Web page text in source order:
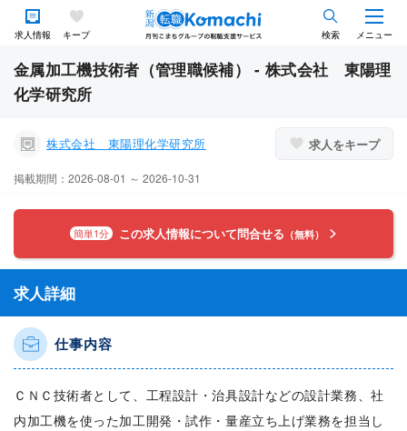
求人情報 キープ 検索 メニュー
金属加工機技術者（管理職候補） - 株式会社 東陽理
化学研究所
株式会社 東陽理化学研究所 求人をキープ
掲載期間：2026-08-01 ～ 2026-10-31
簡単1分 この求人情報について問合せる （無料）
求人詳細
仕事内容
ＣＮＣ技術者として、工程設計・治具設計などの設計業務、社
内加工機を使った加工開発・試作・量産立ち上げ業務を担当し